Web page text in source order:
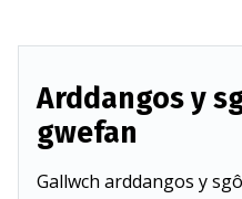
Arddangos y
gwefan
Gallwch arddangos y